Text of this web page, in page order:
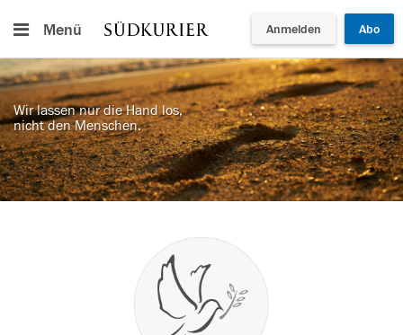
Menü Anmelden Abo
Wir lassen nur die Hand los,
nicht den Menschen.